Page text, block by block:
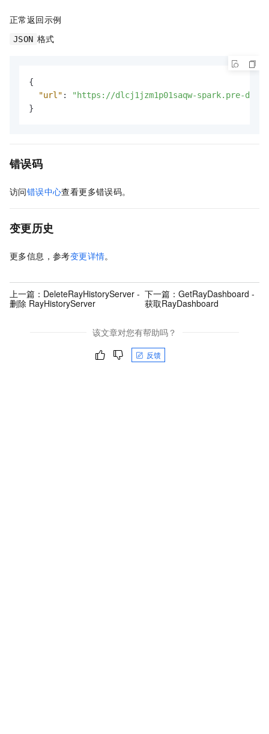
正常返回示例
JSON 格式
{
"url" :
"https://dlcj1jzm1p01saqw-spark.pre-dsw-
}
错误码
访问错误中心查看更多错误码。
变更历史
更多信息，参考变更详情。
上一篇： DeleteRayHistoryServer -
删除 RayHistoryServer
下一篇： GetRayDashboard -
获取RayDashboard
该文章对您有帮助吗？
反馈